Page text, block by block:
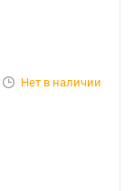
Нет в наличии